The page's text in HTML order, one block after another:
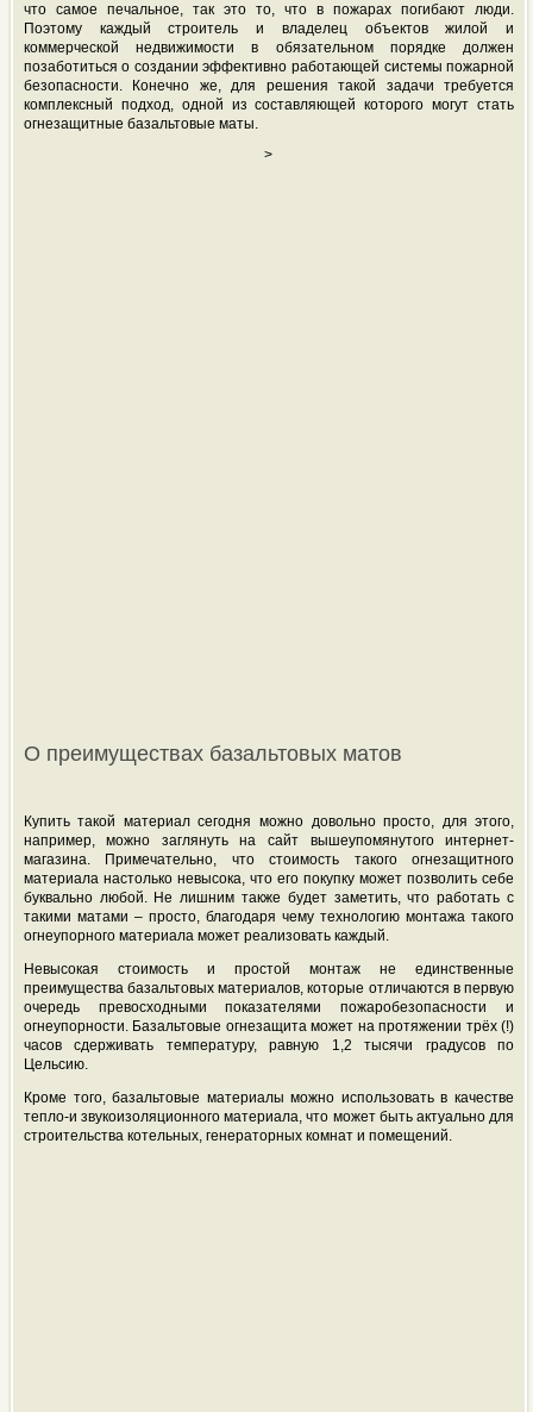
что самое печальное, так это то, что в пожарах погибают люди.
Поэтому каждый строитель и владелец объектов жилой и
коммерческой недвижимости в обязательном порядке должен
позаботиться о создании эффективно работающей системы пожарной
безопасности. Конечно же, для решения такой задачи требуется
комплексный подход, одной из составляющей которого могут стать
огнезащитные базальтовые маты.
>
О преимуществах базальтовых матов
Купить такой материал сегодня можно довольно просто, для этого,
например, можно заглянуть на сайт вышеупомянутого интернет-
магазина. Примечательно, что стоимость такого огнезащитного
материала настолько невысока, что его покупку может позволить себе
буквально любой. Не лишним также будет заметить, что работать с
такими матами – просто, благодаря чему технологию монтажа такого
огнеупорного материала может реализовать каждый.
Невысокая стоимость и простой монтаж не единственные
преимущества базальтовых материалов, которые отличаются в первую
очередь превосходными показателями пожаробезопасности и
огнеупорности. Базальтовые огнезащита может на протяжении трёх (!)
часов сдерживать температуру, равную 1,2 тысячи градусов по
Цельсию.
Кроме того, базальтовые материалы можно использовать в качестве
тепло-и звукоизоляционного материала, что может быть актуально для
строительства котельных, генераторных комнат и помещений.